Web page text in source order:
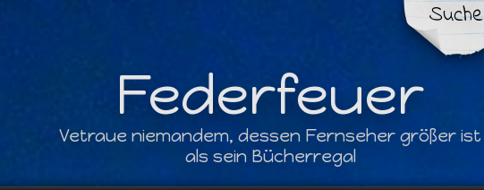
Suche
Federfeuer
Vetraue niemandem, dessen Fernseher größer ist
als sein Bücherregal